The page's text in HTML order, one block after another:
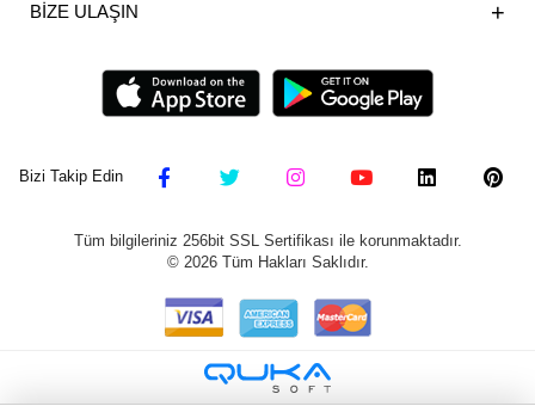
BİZE ULAŞIN
Bizi Takip Edin
Tüm bilgileriniz 256bit SSL Sertifikası ile korunmaktadır.
© 2026Tüm Hakları Saklıdır.